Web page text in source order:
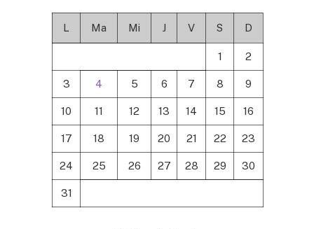
L Ma Mi J V S D
1 2
3 4 5 6 7 8 9
10 11 12 13 14 15 16
17 18 19 20 21 22 23
24 25 26 27 28 29 30
31